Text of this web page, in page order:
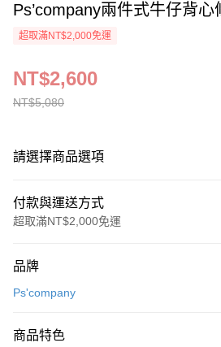
Ps’company兩件式牛仔背
超取滿NT$2,000免運
NT$5,080
NT$2,600
請選擇商品選項
付款與運送方式
超取滿NT$2,000免運
信用卡一次付款
LINE Pay
品牌
Ps'company
商品特色